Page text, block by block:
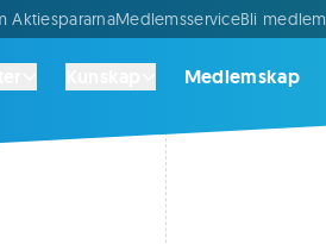
AktiespararnaMedlemsserviceBli medlem
Medlemskap